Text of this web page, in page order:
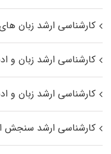
کارشناسی ارشد زبان‌
کارشناسی ارشد زبان و
کارشناسی ارشد زبان و
کارشناسی ارشد سنجش